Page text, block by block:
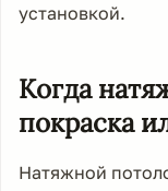
установкой.
Когда
покраска
Натяжной